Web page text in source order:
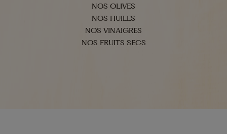
NOS OLIVES
NOS HUILES
NOS VINAIGRES
NOS FRUITS SECS